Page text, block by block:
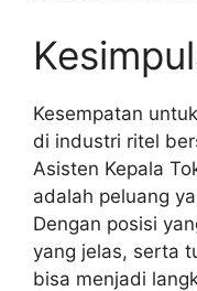
Kesempatan
di industri ritel
Asisten Kepala
adalah peluang
Dengan posisi
yang jelas, serta
bisa menjadi